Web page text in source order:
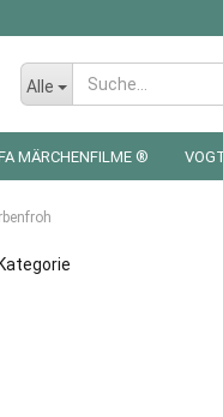
Alle
MÄRCHENFILME ®